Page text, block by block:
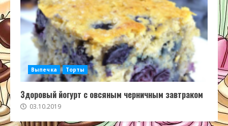
Выпечка Торты
Здоровый йогурт с овсяным черничным завтраком
03.10.2019